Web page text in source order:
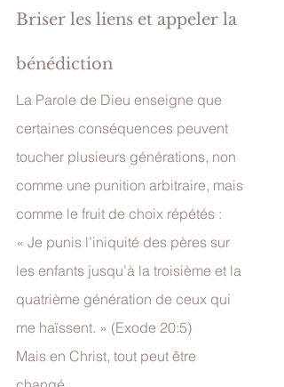
Briser les liens et appeler la
bénédiction
La Parole de Dieu enseigne que
certaines conséquences peuvent
toucher plusieurs générations, non
comme une punition arbitraire, mais
comme le fruit de choix répétés :
« Je punis l’iniquité des pères sur
les enfants jusqu’à la troisième et la
quatrième génération de ceux qui
me haïssent. » (Exode 20:5)
Mais en Christ, tout peut être